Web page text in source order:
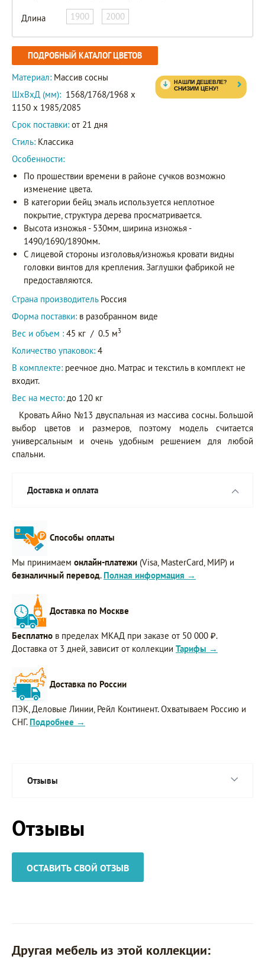
Длина 1900 2000
ПОДРОБНЫЙ КАТАЛОГ ЦВЕТОВ
Материал: Массив сосны
ШxВxД (мм): 1568/1768/1968 x
1150 x 1985/2085
Срок поставки: от 21 дня
Стиль: Классика
Особенности:
По прошествии времени в районе сучков возможно
изменение цвета.
В категории бейц эмаль используется неплотное
покрытие, структура дерева просматривается.
Высота изножья - 530мм, ширина изножья -
1490/1690/1890мм.
С лицевой стороны изголовья/изножья кровати видны
головки винтов для крепления. Заглушки фабрикой не
предоставляются.
Страна производитель Россия
Форма поставки: в разобранном виде
Вес и объем : 45 кг / 0.5 м3
Количество упаковок: 4
В комплекте: реечное дно. Матрас и текстиль в комплект не
входит.
Вес на место: до 120 кг
Кровать Айно №13 двуспальная из массива сосны. Большой
выбор цветов и размеров, поэтому модель считается
универсальным и очень удобным решением для любой
спальни.
Доставка и оплата
Способы оплаты
Мы принимаем онлайн-платежи (Visa, MasterCard, МИР) и
безналичный перевод. Полная информация →
Доставка по Москве
Бесплатно в пределах МКАД при заказе от 50 000 ₽.
Доставка от 3 дней, зависит от коллекции Тарифы →
Доставка по России
ПЭК, Деловые Линии, Рейл Континент. Охватываем Россию и
СНГ. Подробнее →
Отзывы
Отзывы
ОСТАВИТЬ СВОЙ ОТЗЫВ
Другая мебель из этой коллекции: